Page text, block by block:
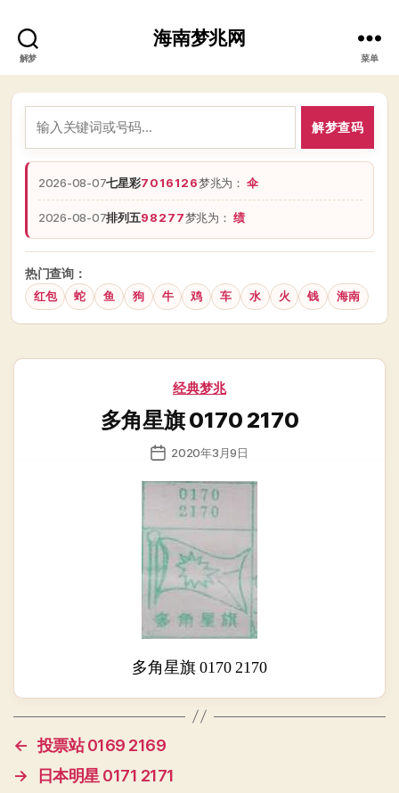
解梦
海南梦兆网
菜单
解梦查码
2026-08-07七星彩7016126梦兆为：伞
2026-08-07排列五98277梦兆为：绩
热门查询：
红包 蛇 鱼 狗 牛 鸡 车 水 火 钱 海南
分
经典梦兆
多角星旗 0170 2170
发
日
2020年3月9日
多角星旗 0170 2170
← 投票站 0169 2169
→
日本明星 0171 2171